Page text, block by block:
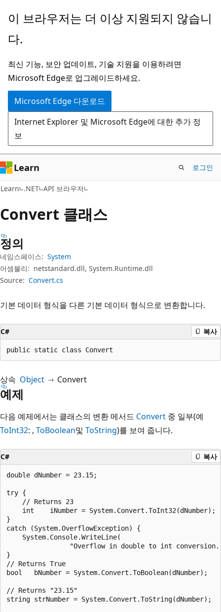
주
콘
츠
로
건
너
뛰
기
페
지
탐
색
으
로
건
너
뛰
기
이 브라우저는 더 이상 지원되지 않습니
다.
최신 기능, 보안 업데이트, 기술 지원을 이용하려면
Microsoft Edge로 업그레이드하세요.
Microsoft Edge 다운로드
Internet Explorer 및 Microsoft Edge에 대한 추가 정
보
Learn 로그인
Learn .NET API 브라우저
Convert 클래스
정의
네임스페이스: System
어셈블리: netstandard.dll, System.Runtime.dll
Source: Convert.cs
기본 데이터 형식을 다른 기본 데이터 형식으로 변환합니다.
C# 복사
public static class Convert
상속 Object Convert
예제
다음 예제에서는 클래스의 변환 메서드 Convert 중 일부(예
ToInt32: , ToBoolean및 ToString)를 보여 줍니다.
C# 복사
double dNumber = 23.15;
try {
    // Returns 23
    int    iNumber = System.Convert.ToInt32(dNumber);
}
catch (System.OverflowException) {
    System.Console.WriteLine(
"Overflow in double to int
}
// Returns True
bool   bNumber = System.Convert.ToBoolean(dNumber);
// Returns "23.15"
string strNumber = System.Convert.ToString(dNumber);